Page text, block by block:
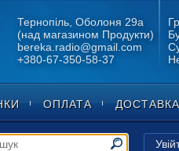
Тернопіль, Оболоня 29а
(над магазином Продукти)
bereka.radio@gmail.com
+380-67-350-58-37
ОПЛАТА ДОСТАВКА